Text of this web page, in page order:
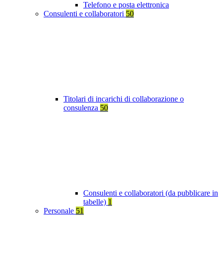
Telefono e posta elettronica
Consulenti e collaboratori 50
Titolari di incarichi di collaborazione o
consulenza 50
Consulenti e collaboratori (da pubblicare in
tabelle) 1
Personale 51